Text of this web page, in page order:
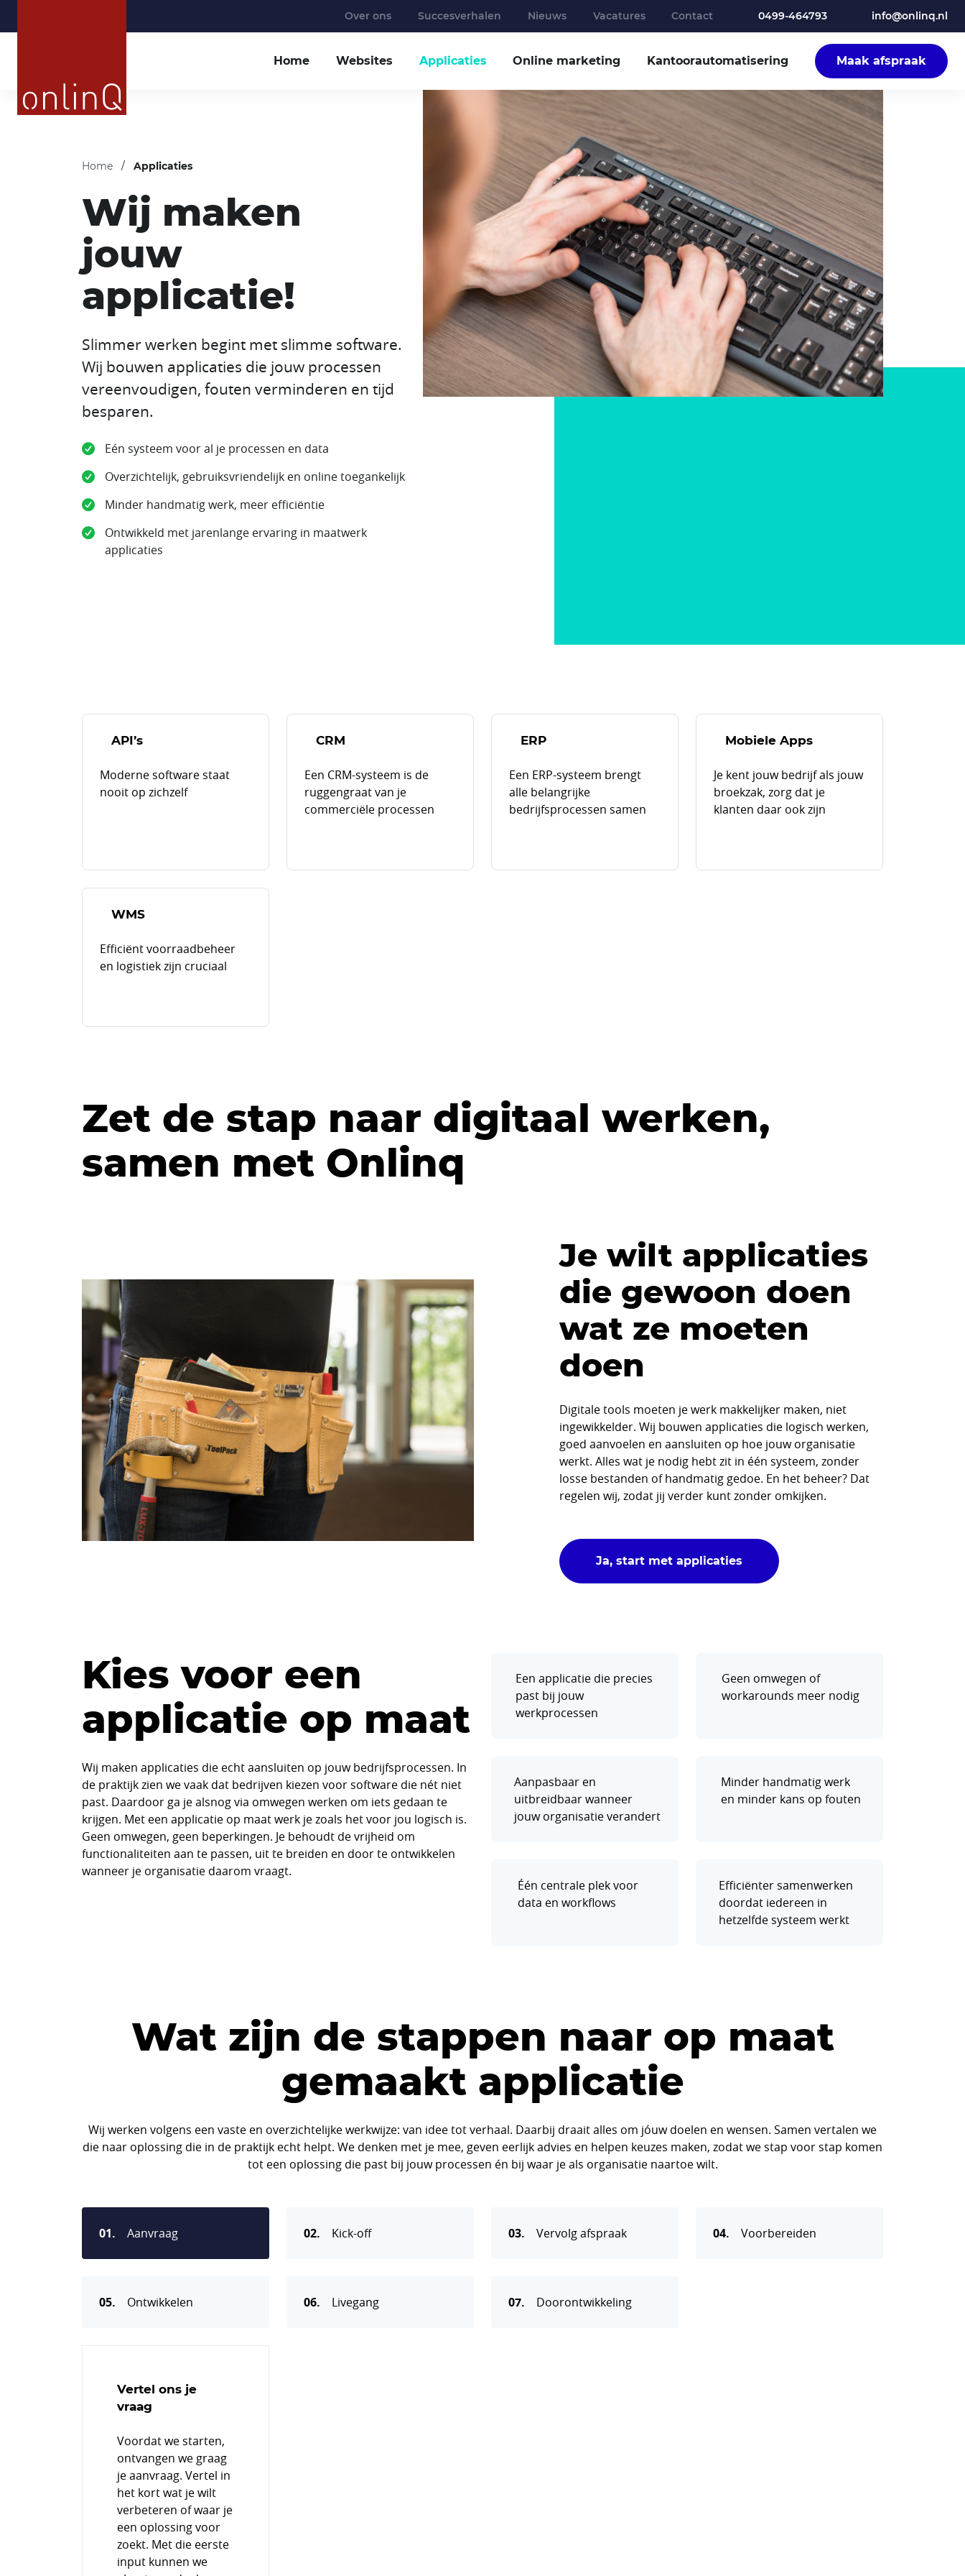
Home Websites Applicaties Online marketing Kantoor­automatisering Maak afspraak
Over ons Succesverhalen Nieuws Vacatures Contact 0499-464793 info@onlinq.nl
Home / Applicaties
Wij maken
jouw
applicatie!
Slimmer werken begint met slimme software.
Wij bouwen applicaties die jouw processen
vereenvoudigen, fouten verminderen en tijd
besparen.
Eén systeem voor al je processen en data
Overzichtelijk, gebruiksvriendelijk en online toegankelijk
Minder handmatig werk, meer efficiëntie
Ontwikkeld met jarenlange ervaring in maatwerk
applicaties
API’s
Moderne software staat
nooit op zichzelf
CRM
Een CRM-systeem is de
ruggengraat van je
commerciële processen
ERP
Een ERP-systeem brengt
alle belangrijke
bedrijfsprocessen samen
Mobiele Apps
Je kent jouw bedrijf als jouw
broekzak, zorg dat je
klanten daar ook zijn
WMS
Efficiënt voorraadbeheer
en logistiek zijn cruciaal
Zet de stap naar digitaal werken,
samen met Onlinq
Je wilt applicaties
die gewoon doen
wat ze moeten
doen
Digitale tools moeten je werk makkelijker maken, niet
ingewikkelder. Wij bouwen applicaties die logisch werken,
goed aanvoelen en aansluiten op hoe jouw organisatie
werkt. Alles wat je nodig hebt zit in één systeem, zonder
losse bestanden of handmatig gedoe. En het beheer? Dat
regelen wij, zodat jij verder kunt zonder omkijken.
Ja, start met applicaties
Kies voor een
applicatie op maat
Wij maken applicaties die echt aansluiten op jouw bedrijfsprocessen. In
de praktijk zien we vaak dat bedrijven kiezen voor software die nét niet
past. Daardoor ga je alsnog via omwegen werken om iets gedaan te
krijgen. Met een applicatie op maat werk je zoals het voor jou logisch is.
Geen omwegen, geen beperkingen. Je behoudt de vrijheid om
functionaliteiten aan te passen, uit te breiden en door te ontwikkelen
wanneer je organisatie daarom vraagt.
Een applicatie die precies
past bij jouw
werkprocessen
Geen omwegen of
workarounds meer nodig
Aanpasbaar en
uitbreidbaar wanneer
jouw organisatie verandert
Minder handmatig werk
en minder kans op fouten
Één centrale plek voor
data en workflows
Efficiënter samenwerken
doordat iedereen in
hetzelfde systeem werkt
Wat zijn de stappen naar op maat
gemaakt applicatie
Wij werken volgens een vaste en overzichtelijke werkwijze: van idee tot verhaal. Daarbij draait alles om jóuw doelen en wensen. Samen vertalen we
die naar oplossing die in de praktijk echt helpt. We denken met je mee, geven eerlijk advies en helpen keuzes maken, zodat we stap voor stap komen
tot een oplossing die past bij jouw processen én bij waar je als organisatie naartoe wilt.
01. Aanvraag 02. Kick-off 03. Vervolg afspraak 04. Voorbereiden
05. Ontwikkelen 06. Livegang 07. Doorontwikkeling
Vertel ons je
vraag
Voordat we starten,
ontvangen we graag
je aanvraag. Vertel in
het kort wat je wilt
verbeteren of waar je
een oplossing voor
zoekt. Met die eerste
input kunnen we